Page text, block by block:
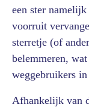
een ster
voorruit
sterretje (of
belemmeren,
weggebruikers
Afhankelijk van